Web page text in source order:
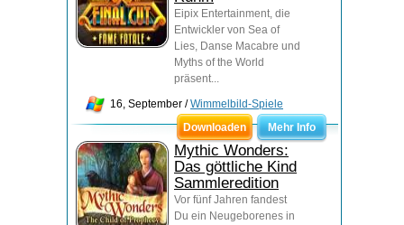
Eipix Entertainment, die
Entwickler von Sea of
Lies, Danse Macabre und
Myths of the World
präsent...
16, September /Wimmelbild-Spiele
Downloaden
Mehr Info
Mythic Wonders:
Das göttliche Kind
Sammleredition
Vor fünf Jahren fandest
Du ein Neugeborenes in